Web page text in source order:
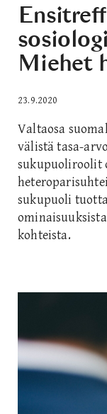
Miehet
23.9.2020
Valtaosa
välistä tasa-
sukupuoliroolit
sukupuoli
kohteista.